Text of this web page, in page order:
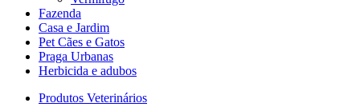
Fazenda
Casa e Jardim
Pet Cães e Gatos
Praga Urbanas
Herbicida e adubos
Produtos Veterinários